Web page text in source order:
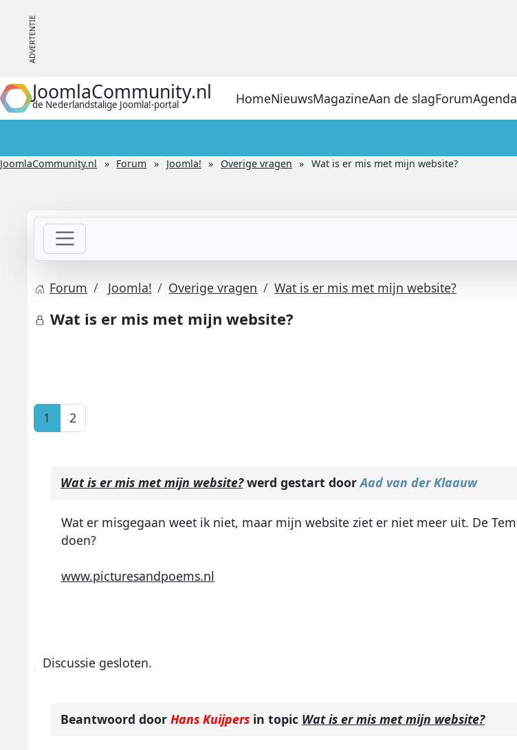
JoomlaCommunity.nl
de Nederlandstalige Joomla!-portal HomeNieuwsMagazineAan de slagForumAgenda
JoomlaCommunity.nl Forum Joomla! Overige vragen Wat is er mis met mijn website?
Forum Joomla! Overige vragen Wat is er mis met mijn website?
Wat is er mis met mijn website?
1 2
Wat is er mis met mijn website?werd gestart doorAad van der Klaauw
Wat er misgegaan weet ik niet, maar mijn website ziet er niet meer uit. De
doen?
www.picturesandpoems.nl
Discussie gesloten.
Beantwoord door Hans Kuijpersin topic Wat is er mis met mijn website?